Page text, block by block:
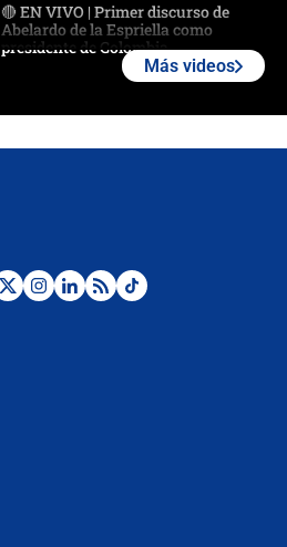
🔴 EN VIVO | Primer discurso de
Abelardo de la Espriella como
presidente de Colombia
Desde dermatitis hasta infecciones:
Más videos